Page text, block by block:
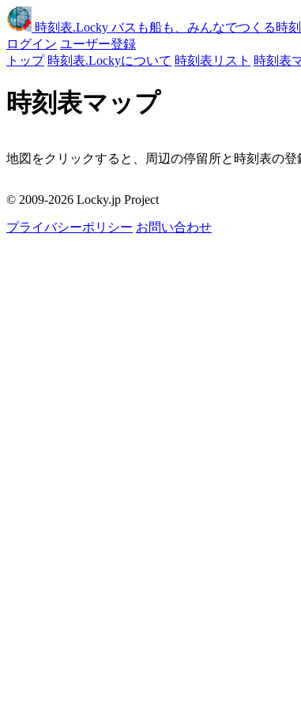
時刻表.Locky バスも船も、みんなでつくる時
ログイン ユーザー登録
トップ 時刻表.Lockyについて 時刻表リスト 時刻表
時刻表マップ
地図をクリックすると、周辺の停留所と時刻表の
周辺の停留所
© 2009-2026 Locky.jp Project
プライバシーポリシー お問い合わせ